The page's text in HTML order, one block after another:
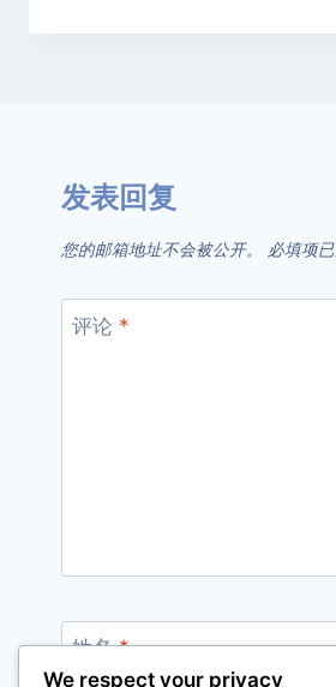
发表回复
您的邮箱地址不会被公开。 必填项
评论 *
姓名*
We respect your privacy